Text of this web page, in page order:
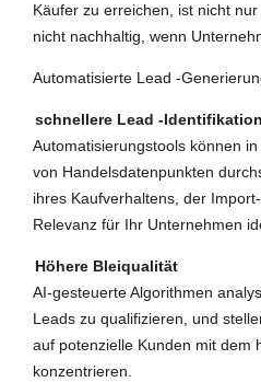
Käufer zu erreichen, ist nicht
nicht nachhaltig, wenn
Automatisierte Lead -
schnellere Lead -Identifikation
Automatisierungstools können
von Handelsdatenpunkten
ihres Kaufverhaltens, der
Relevanz für Ihr Unternehmen
Höhere Bleiqualität
AI-gesteuerte Algorithmen
Leads zu qualifizieren, und
auf potenzielle Kunden mit dem
konzentrieren.